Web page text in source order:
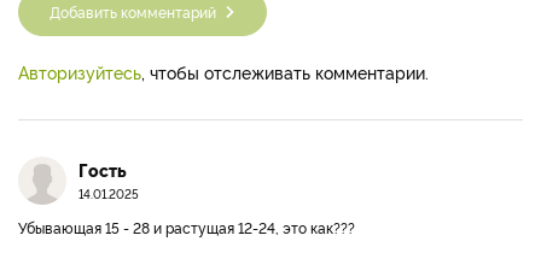
Добавить комментарий
Авторизуйтесь, чтобы отслеживать комментарии.
Гость
14.01.2025
Убывающая 15 - 28 и растущая 12-24, это как???